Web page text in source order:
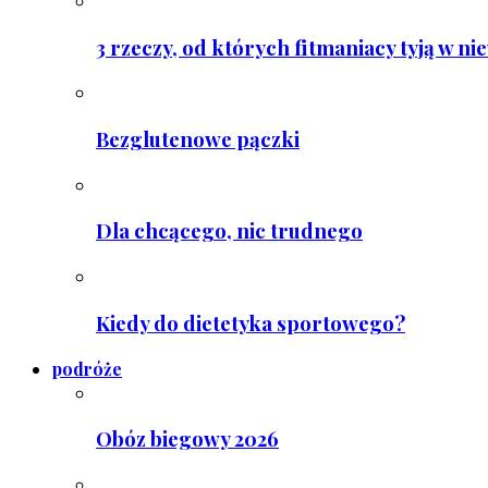
3 rzeczy, od których fitmaniacy tyją w
Bezglutenowe pączki
Dla chcącego, nic trudnego
Kiedy do dietetyka sportowego?
podróże
Obóz biegowy 2026